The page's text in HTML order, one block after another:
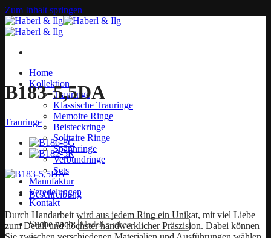
Zum Inhalt springen
Home
Kollektion
Trauringe
Klassische Trauringe
Memoire Ringe
Beisteckringe
Solitaire Ringe
Spannringe
Verbundringe
Sets
Manufaktur
Veredelungen
Kontakt
Suche nach:
B183-5,5DA
Trauringe
Beschreibung
Durch Handarbeit wird aus jedem Ring ein Unikat, mit viel Liebe
zum Detail und höchster handwerklicher Präszision. Dabei können